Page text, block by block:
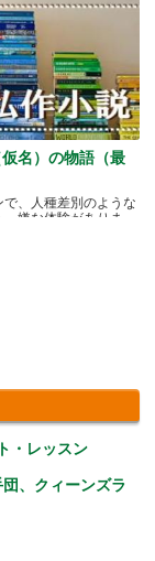
名）の物語（最
、人種差別のような
、嫌な体験がありま
・レッスン
、クィーンズラ